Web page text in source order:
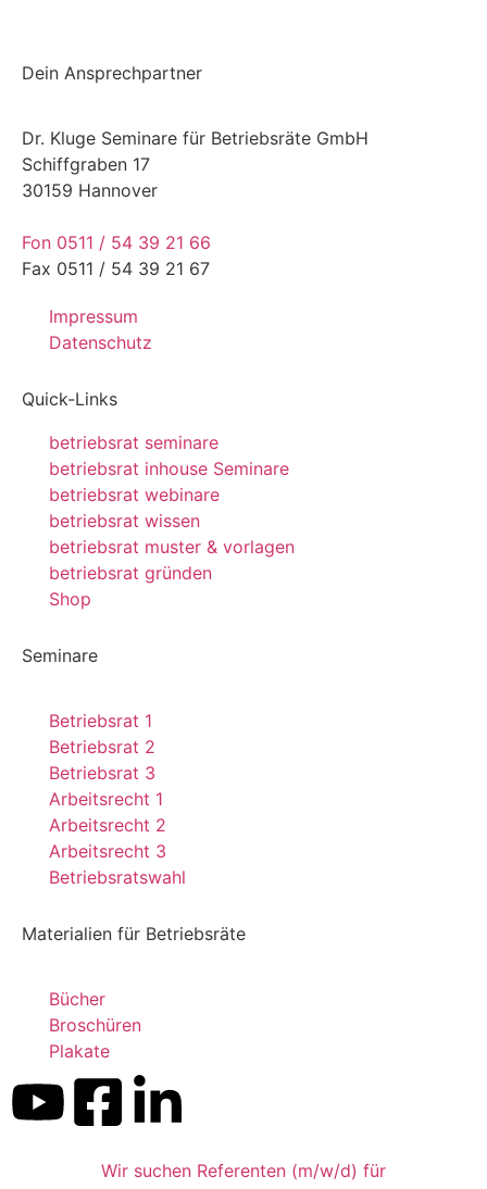
Dein Ansprechpartner
Dr. Kluge Seminare für Betriebsräte GmbH
Schiffgraben 17
30159 Hannover
Fon 0511 / 54 39 21 66
Fax 0511 / 54 39 21 67
Impressum
Datenschutz
Quick-Links
betriebsrat seminare
betriebsrat inhouse Seminare
betriebsrat webinare
betriebsrat wissen
betriebsrat muster & vorlagen
betriebsrat gründen
Shop
Seminare
Betriebsrat 1
Betriebsrat 2
Betriebsrat 3
Arbeitsrecht 1
Arbeitsrecht 2
Arbeitsrecht 3
Betriebsratswahl
Materialien für Betriebsräte
Bücher
Broschüren
Plakate
Wir suchen Referenten (m/w/d) für
Kundenbewertungen und Erfahrungen zu
Dr. Kluge Seminare
Empfehlungen auf
SEHR GUT